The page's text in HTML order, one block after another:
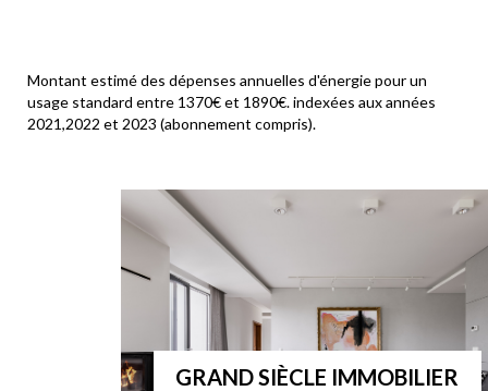
Montant estimé des dépenses annuelles d'énergie pour un
usage standard entre 1370€ et 1890€. indexées aux années
2021,2022 et 2023 (abonnement compris).
GRAND SIÈCLE IMMOBILIER